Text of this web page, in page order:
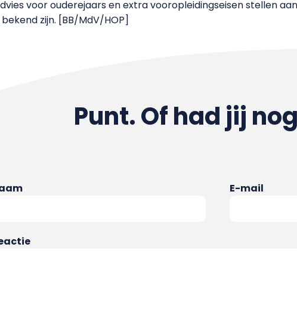
voor ouderejaars en extra vooropleidingseisen stellen
zijn. [BB/MdV/HOP]
Punt. Of had jij
E-mail